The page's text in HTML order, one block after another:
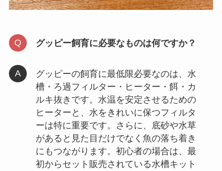
グッピー飼育に必要なものは何ですか？
グッピーの飼育に最低限必要なのは、水
槽・ろ過フィルター・ヒーター・餌・カ
ルキ抜きです。水温を安定させるための
ヒーターと、水をきれいに保つフィルタ
ーは特に重要です。さらに、底砂や水草
があると見た目だけでなく魚の落ち着き
にもつながります。初心者の場合は、最
初からセット販売されている水槽キット